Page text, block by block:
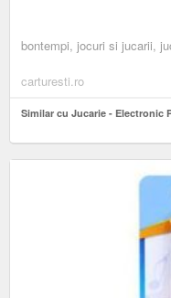
bontempi, jocuri si jucarii,
carturesti.ro
Similar cu Jucarie - Electronic